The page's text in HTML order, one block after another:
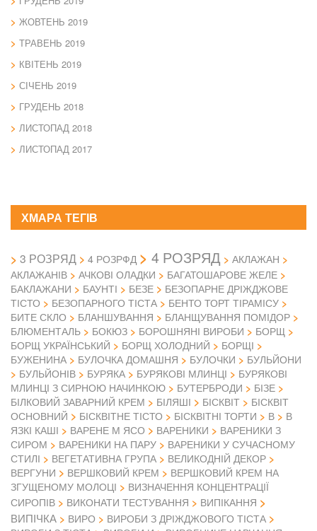
ЖОВТЕНЬ 2019
ТРАВЕНЬ 2019
КВІТЕНЬ 2019
СІЧЕНЬ 2019
ГРУДЕНЬ 2018
ЛИСТОПАД 2018
ЛИСТОПАД 2017
ХМАРА ТЕГІВ
3 РОЗРЯД 4 РОЗРФД 4 РОЗРЯД
АКЛАЖАН
АКЛАЖАНІВ
АЧКОВІ ОЛАДКИ
БАГАТОШАРОВЕ ЖЕЛЕ
БАКЛАЖАНИ
БАУНТІ БЕЗЕ
БЕЗОПАРНЕ ДРІЖДЖОВЕ
ТІСТО
БЕЗОПАРНОГО ТІСТА
БЕНТО ТОРТ ТІРАМІСУ
БИТЕ СКЛО
БЛАНШУВАННЯ
БЛАНЩУВАННЯ ПОМІДОР
БЛЮМЕНТАЛЬ
БОКЮЗ БОРОШНЯНІ ВИРОБИ
БОРЩ
БОРЩ УКРАЇНСЬКИЙ
БОРЩ ХОЛОДНИЙ
БОРЩІ
БУЖЕНИНА
БУЛОЧКА ДОМАШНЯ БУЛОЧКИ
БУЛЬЙОНИ
БУЛЬЙОНІВ
БУРЯКА БУРЯКОВІ МЛИНЦІ
БУРЯКОВІ
МЛИНЦІ З СИРНОЮ НАЧИНКОЮ
БУТЕРБРОДИ
БІЗЕ
БІЛКОВИЙ ЗАВАРНИЙ КРЕМ
БІЛЯШІ БІСКВІТ
БІСКВІТ
ОСНОВНИЙ
БІСКВІТНЕ ТІСТО БІСКВІТНІ ТОРТИ В
В
ЯЗКІ КАШІ
ВАРЕНЕ М ЯСО ВАРЕНИКИ
ВАРЕНИКИ З
СИРОМ
ВАРЕНИКИ НА ПАРУ
ВАРЕНИКИ У СУЧАСНОМУ
СТИЛІ
ВЕГЕТАТИВНА ГРУПА
ВЕЛИКОДНІЙ ДЕКОР
ВЕРГУНИ
ВЕРШКОВИЙ КРЕМ
ВЕРШКОВИЙ КРЕМ НА
ЗГУЩЕНОМУ МОЛОЦІ
ВИЗНАЧЕННЯ КОНЦЕНТРАЦІЇ
СИРОПІВ
ВИКОНАТИ ТЕСТУВАННЯ ВИПІКАННЯ
ВИПІЧКА ВИРО
ВИРОБИ З ДРІЖДЖОВОГО ТІСТА